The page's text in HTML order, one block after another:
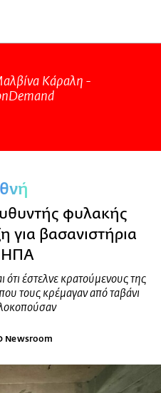
Κάραλη -
φυλακής
για βασανιστήρια
ΗΠΑ
ότι έστελνε κρατούμενους της
τους κρέμαγαν από ταβάνι
Newsroom